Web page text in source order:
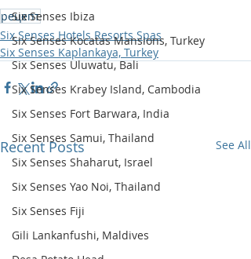
Six Senses Ibiza
Six Senses Kocatas Mansions, Turkey
Six Senses Uluwatu, Bali
Six Senses Krabey Island, Cambodia
Six Senses Fort Barwara, India
Six Senses Samui, Thailand
Six Senses Shaharut, Israel
Six Senses Yao Noi, Thailand
Six Senses Fiji
Gili Lankanfushi, Maldives
рецепт
Six Senses Hotels Resorts Spas
Six Senses Kaplankaya, Turkey
Recent Posts See All